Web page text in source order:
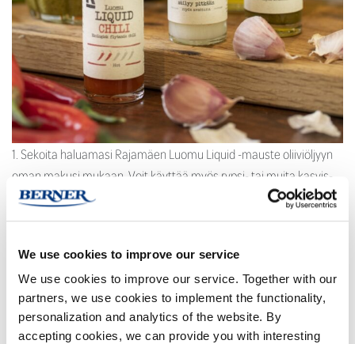
We use cookies to improve our service
We use cookies to improve our service. Together with our
partners, we use cookies to implement the functionality,
personalization and analytics of the website. By
accepting cookies, we can provide you with interesting
1. Sekoita haluamasi Rajamäen Luomu Liquid -mauste oliiviöljyyn
oman makusi mukaan. Voit käyttää myös rypsi- tai muita kasvis-
ja ruokaöljyä. 2. Käytä esimerkiksi. salaattien maustamiseen,
keittojen ja ruoka-annosten koristeluun ja viimeistelyyn,
Lue lisää …
Rajamäen maustemajoneesi